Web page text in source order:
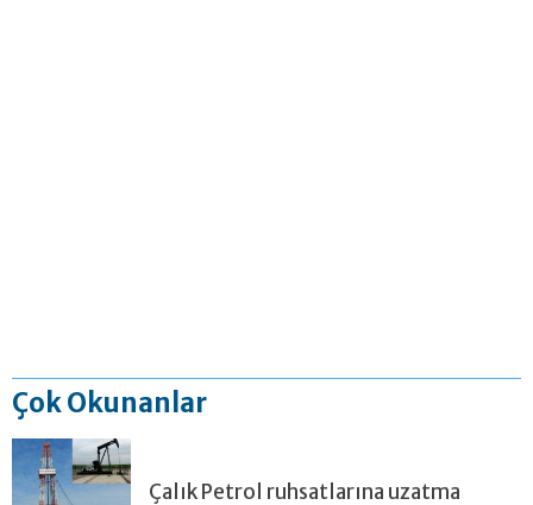
Çok Okunanlar
Çalık Petrol ruhsatlarına uzatma